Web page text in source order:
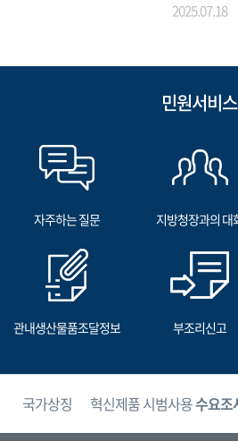
2025.07.18
민원서비스
자주하는 질문 지방청장과의 대
관내생산물품조달정보 부조리신고
국가상징 혁신제품 시범사용수요조